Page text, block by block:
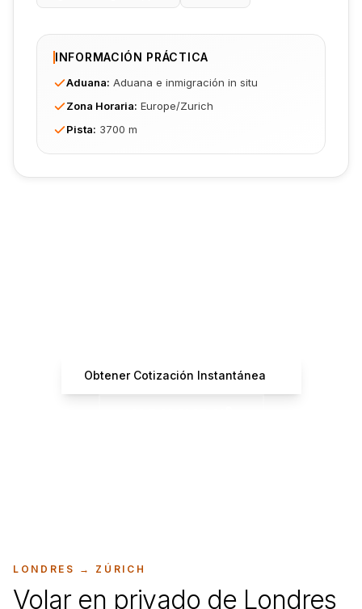
INFORMACIÓN PRÁCTICA
Aduana: Aduana e inmigración in situ
Zona Horaria: Europe/Zurich
Pista: 3700 m
Obtener Cotización Instantánea
LONDRES → ZÚRICH
Volar en privado de Londres